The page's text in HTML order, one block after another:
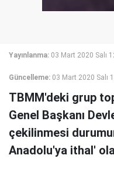
Yayınlanma: 03 Mart 2020 Salı
Güncelleme: 03 Mart 2020 Salı
TBMM'deki grup
Genel Başkanı
çekilinmesi
Anadolu'ya ithal'